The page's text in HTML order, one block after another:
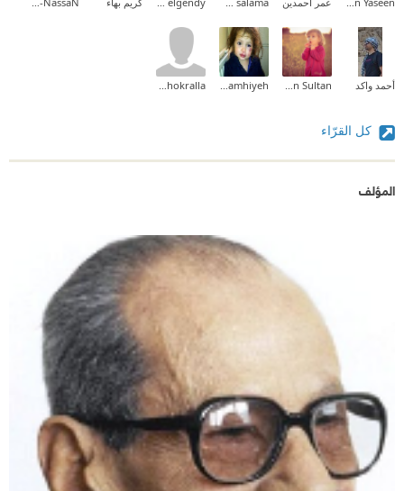
أحمد واكد Afnan Sultan
Sima Qamhiyeh
Mounir Shokralla
كل القرّاء
المؤلف